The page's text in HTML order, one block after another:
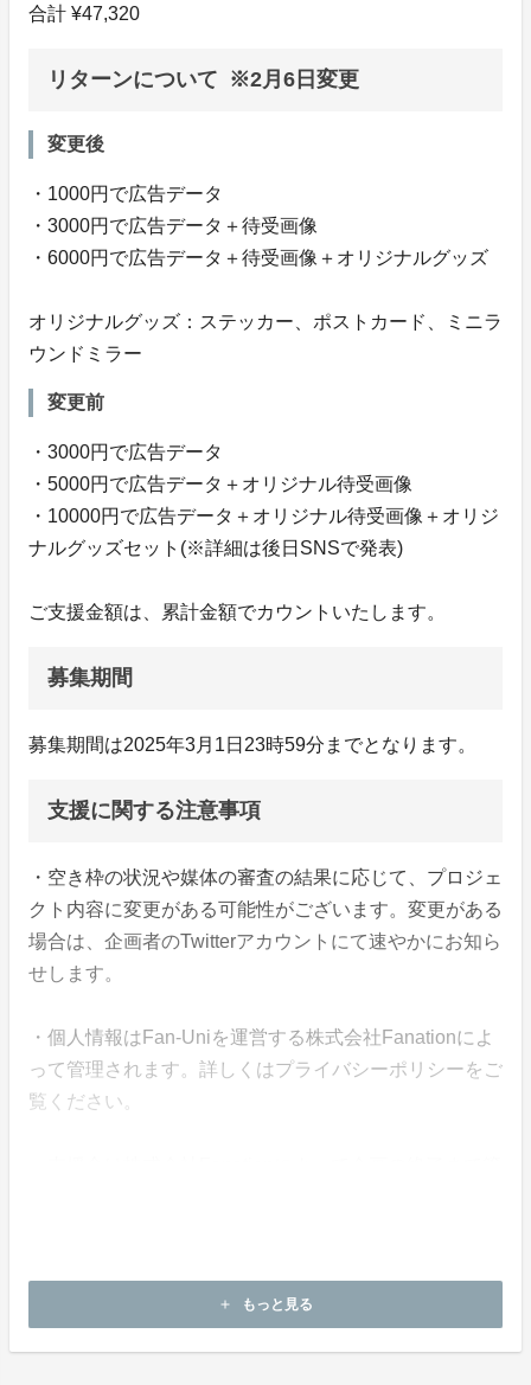
合計 ¥47,320
リターンについて ※2月6日変更
変更後
・1000円で広告データ
・3000円で広告データ＋待受画像
・6000円で広告データ＋待受画像＋オリジナルグッズ
オリジナルグッズ：ステッカー、ポストカード、ミニラ
ウンドミラー
変更前
・3000円で広告データ
・5000円で広告データ＋オリジナル待受画像
・10000円で広告データ＋オリジナル待受画像＋オリジ
ナルグッズセット(※詳細は後日SNSで発表)
ご支援金額は、累計金額でカウントいたします。
募集期間
募集期間は2025年3月1日23時59分までとなります。
支援に関する注意事項
・空き枠の状況や媒体の審査の結果に応じて、プロジェ
クト内容に変更がある可能性がございます。変更がある
場合は、企画者のTwitterアカウントにて速やかにお知ら
せします。
・個人情報はFan-Uniを運営する株式会社Fanationによ
って管理されます。詳しくはプライバシーポリシーをご
覧ください。
所等へのお問い合わせはご遠慮願います。
add もっと見る